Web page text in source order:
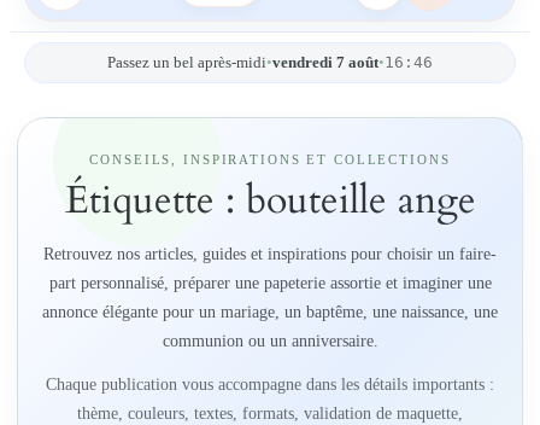
Passez un bel après-midi•vendredi 7 août•16:46
CONSEILS, INSPIRATIONS ET COLLECTIONS
Étiquette : bouteille ange
Retrouvez nos articles, guides et inspirations pour choisir un faire-
part personnalisé, préparer une papeterie assortie et imaginer une
annonce élégante pour un mariage, un baptême, une naissance, une
communion ou un anniversaire.
Chaque publication vous accompagne dans les détails importants :
thème, couleurs, textes, formats, validation de maquette,